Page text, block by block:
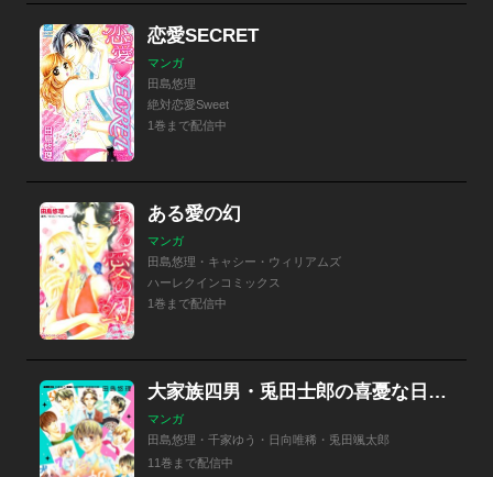
恋愛SECRET
マンガ
田島悠理
絶対恋愛Sweet
1巻まで配信中
ある愛の幻
マンガ
田島悠理・キャシー・ウィリアムズ
ハーレクインコミックス
1巻まで配信中
大家族四男・兎田士郎の喜憂な日常【単話版】
マンガ
田島悠理・千家ゆう・日向唯稀・兎田颯太郎
11巻まで配信中